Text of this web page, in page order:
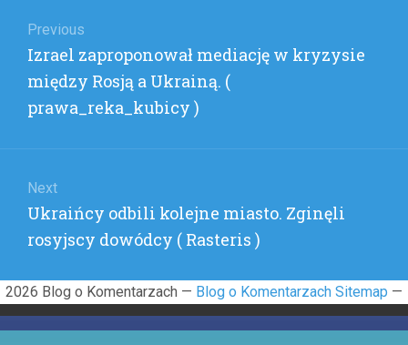
wpisu
Previous
Previous
post:
Izrael zaproponował mediację w kryzysie
między Rosją a Ukrainą. (
prawa_reka_kubicy )
Next
Next
post:
Ukraińcy odbili kolejne miasto. Zginęli
rosyjscy dowódcy ( Rasteris )
2026 Blog o Komentarzach — Blog o Komentarzach Sitemap —